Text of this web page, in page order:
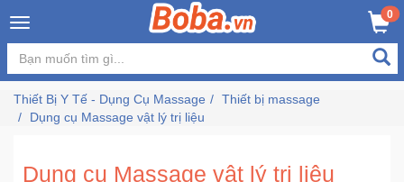
×
Đăng
nhập
0
Thiết Bị Y Tế - Dụng Cụ Massage
Thiết bị massage
Dụng cụ Massage vật lý trị liệu
Dụng cụ Massage vật lý trị liệu